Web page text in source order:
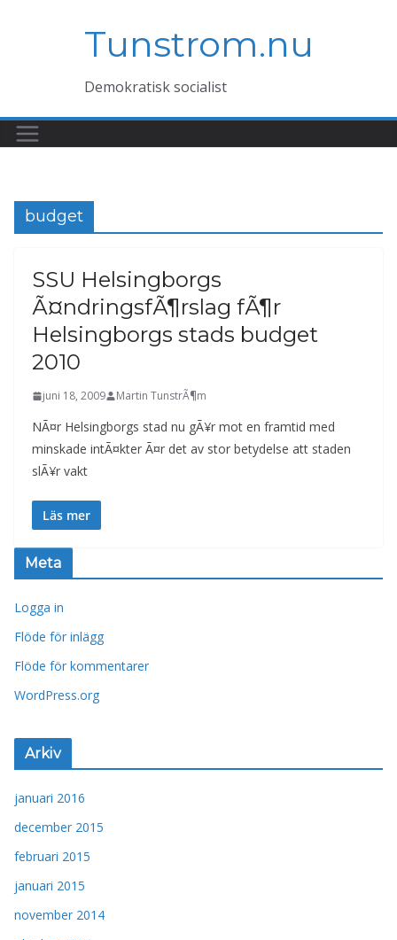
Tunstrom.nu
Demokratisk socialist
budget
SSU Helsingborgs
Ã¤ndringsfÃ¶rslag fÃ¶r
Helsingborgs stads budget
2010
juni 18, 2009 Martin TunstrÃ¶m
NÃ¤r Helsingborgs stad nu gÃ¥r mot en framtid med
minskade intÃ¤kter Ã¤r det av stor betydelse att staden
slÃ¥r vakt
Läs mer
Meta
Logga in
Flöde för inlägg
Flöde för kommentarer
WordPress.org
Arkiv
januari 2016
december 2015
februari 2015
januari 2015
november 2014